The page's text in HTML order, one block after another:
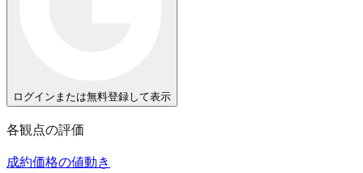
ログインまたは無料登録して表示
各観点の評価
成約価格の値動き